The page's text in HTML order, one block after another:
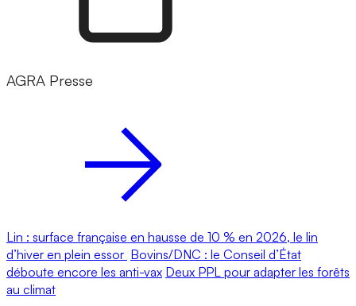
AGRA Presse
Lin : surface française en hausse de 10 % en 2026, le lin
d’hiver en plein essor Bovins/DNC : le Conseil d’État
déboute encore les anti-vax Deux PPL pour adapter les forêts
au climat